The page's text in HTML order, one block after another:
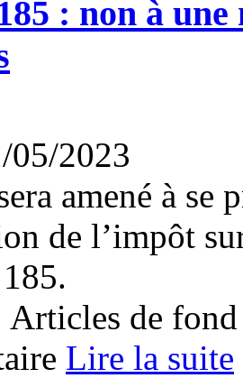
: non à une
05/2023
amené à
de l’impôt
Articles de fond
Lire la suite